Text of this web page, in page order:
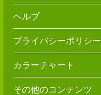
ヘルプ
プライバシーポリシー
カラーチャート
その他のコンテンツ